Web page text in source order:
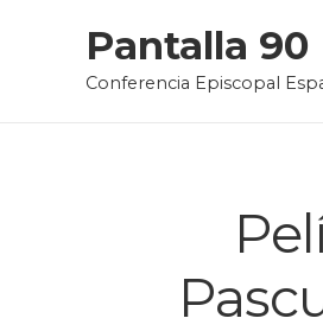
Pantalla 90
Conferencia Episcopal